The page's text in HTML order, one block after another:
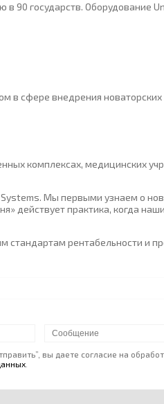
90 государств. Оборудование
в сфере внедрения
комплексах, медицинских
Мы первыми узнаем о
действует практика, когда
рентабельности и
вы даете согласие на